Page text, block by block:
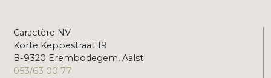
Caractère NV
Korte Keppestraat 19
B-9320 Erembodegem, Aalst
053/63 00 77